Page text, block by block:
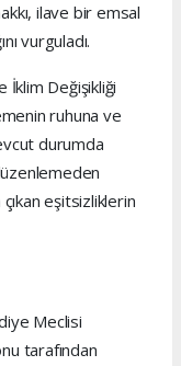
ilave bir emsal
vurguladı.
İklim Değişikliği
ruhuna ve
durumda
eşitsizliklerin
Meclisi
tarafından